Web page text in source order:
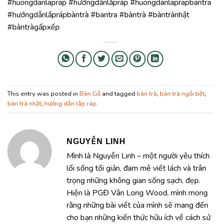
#huongdanlaprap #hướngdẫnlắpráp #huongdanlaprapbantra
#hướngdẫnlắprápbàntrà #bantra #bàntrà #bàntrànhật
#bàntràgấpxếp
This entry was posted in Bàn Gỗ and tagged bàn trà, bàn trà ngồi bệt,
bàn trà nhật, hướng dẫn lắp ráp.
NGUYỄN LINH
Mình là Nguyễn Linh – một người yêu thích
lối sống tối giản, đam mê viết lách và trân
trọng những không gian sống sạch, đẹp.
Hiện là PGĐ Vân Long Wood, mình mong
rằng những bài viết của mình sẽ mang đến
cho bạn những kiến thức hữu ích về cách sử